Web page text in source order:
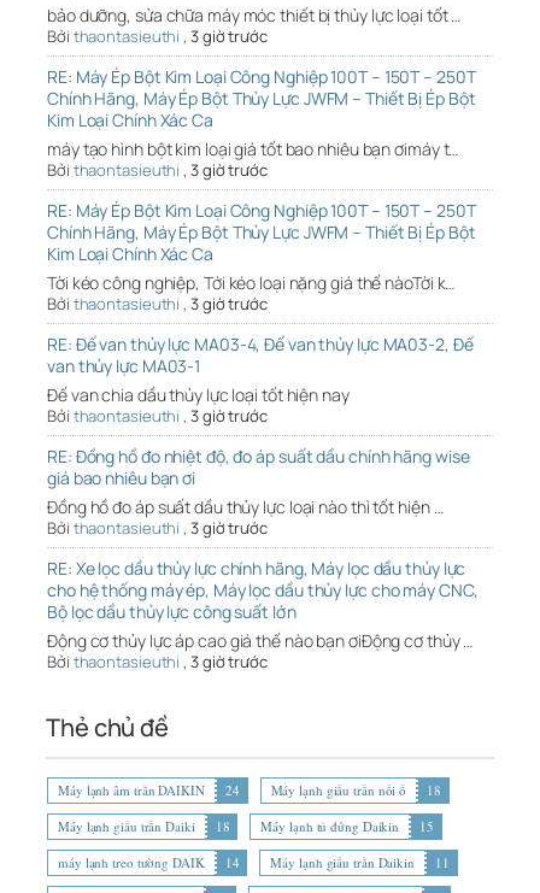
bảo dưỡng, sửa chữa máy móc thiết bị thủy lực loại tốt …
Bởi thaontasieuthi , 3 giờ trước
RE: Máy Ép Bột Kim Loại Công Nghiệp 100T – 150T – 250T
Chính Hãng, Máy Ép Bột Thủy Lực JWFM – Thiết Bị Ép Bột
Kim Loại Chính Xác Ca
máy tạo hình bột kim loại giá tốt bao nhiêu bạn ơimáy t…
Bởi thaontasieuthi , 3 giờ trước
RE: Máy Ép Bột Kim Loại Công Nghiệp 100T – 150T – 250T
Chính Hãng, Máy Ép Bột Thủy Lực JWFM – Thiết Bị Ép Bột
Kim Loại Chính Xác Ca
Tời kéo công nghiệp, Tới kéo loại nặng giá thế nàoTời k…
Bởi thaontasieuthi , 3 giờ trước
RE: Đế van thủy lực MA03-4, Đế van thủy lực MA03-2, Đế
van thủy lực MA03-1
Đế van chia dầu thủy lực loại tốt hiện nay
Bởi thaontasieuthi , 3 giờ trước
RE: Đồng hồ đo nhiệt độ, đo áp suất dầu chính hãng wise
giá bao nhiêu bạn ơi
Đồng hồ đo áp suất dầu thủy lực loại nào thì tốt hiện …
Bởi thaontasieuthi , 3 giờ trước
RE: Xe lọc dầu thủy lực chính hãng, Máy lọc dầu thủy lực
cho hệ thống máy ép, Máy lọc dầu thủy lực cho máy CNC,
Bộ lọc dầu thủy lực công suất lớn
Động cơ thủy lực áp cao giá thế nào bạn ơiĐộng cơ thủy …
Bởi thaontasieuthi , 3 giờ trước
Thẻ chủ đề
Máy lạnh âm trần DAIKIN 24 Máy lạnh giấu trần nối ố
18
Máy lạnh giấu trần Daiki
18 Máy lạnh tủ đứng Daikin
15
máy lạnh treo tường DAIK
14 Máy lạnh giấu trần Daikin
11